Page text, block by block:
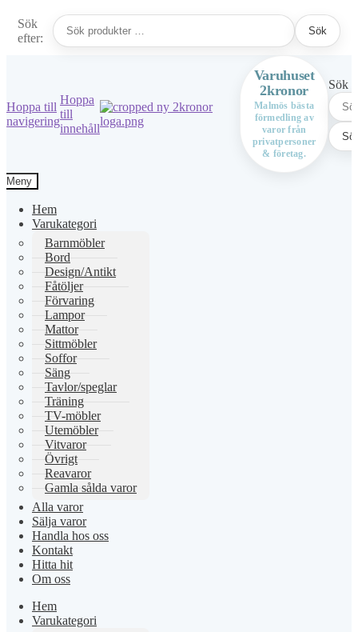
Sök
efter:
Sök
Hoppa till
navigering
Hoppa
till
innehåll
Varuhuset
2kronor
Malmös bästa
förmedling av
varor från
privatpersoner
& företag.
Sök
Meny
Hem
Varukategori
Barnmöbler
Bord
Design/Antikt
Fåtöljer
Förvaring
Lampor
Mattor
Sittmöbler
Soffor
Säng
Tavlor/speglar
Träning
TV-möbler
Utemöbler
Vitvaror
Övrigt
Reavaror
Gamla sålda varor
Alla varor
Sälja varor
Handla hos oss
Kontakt
Hitta hit
Om oss
Hem
Varukategori